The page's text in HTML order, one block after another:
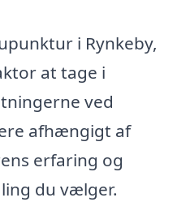
i Rynkeby,
at tage i
ved
afhængigt af
erfaring og
du vælger.